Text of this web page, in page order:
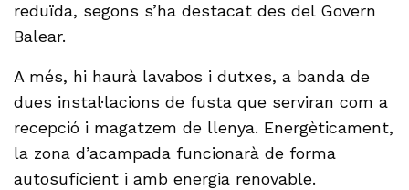
reduïda, segons s’ha destacat des del Govern
Balear.
A més, hi haurà lavabos i dutxes, a banda de
dues instal·lacions de fusta que serviran com a
recepció i magatzem de llenya. Energèticament,
la zona d’acampada funcionarà de forma
autosuficient i amb energia renovable.